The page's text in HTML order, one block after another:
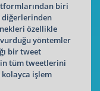
biri
diğerlerinden
özellikle
yöntemler
bir tweet
tüm tweetlerini
işlem